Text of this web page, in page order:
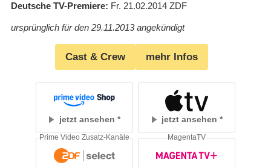
Deutsche TV-Premiere Fr. 21.02.2014 ZDF
ursprünglich für den 29.11.2013 angekündigt
Cast & Crew mehr Infos
jetzt ansehen jetzt ansehen
Prime Video Zusatz-Kanäle MagentaTV